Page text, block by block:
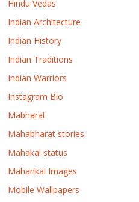
Hindu Vedas
Indian Architecture
Indian History
Indian Traditions
Indian Warriors
Instagram Bio
Mabharat
Mahabharat stories
Mahakal status
Mahankal Images
Mobile Wallpapers